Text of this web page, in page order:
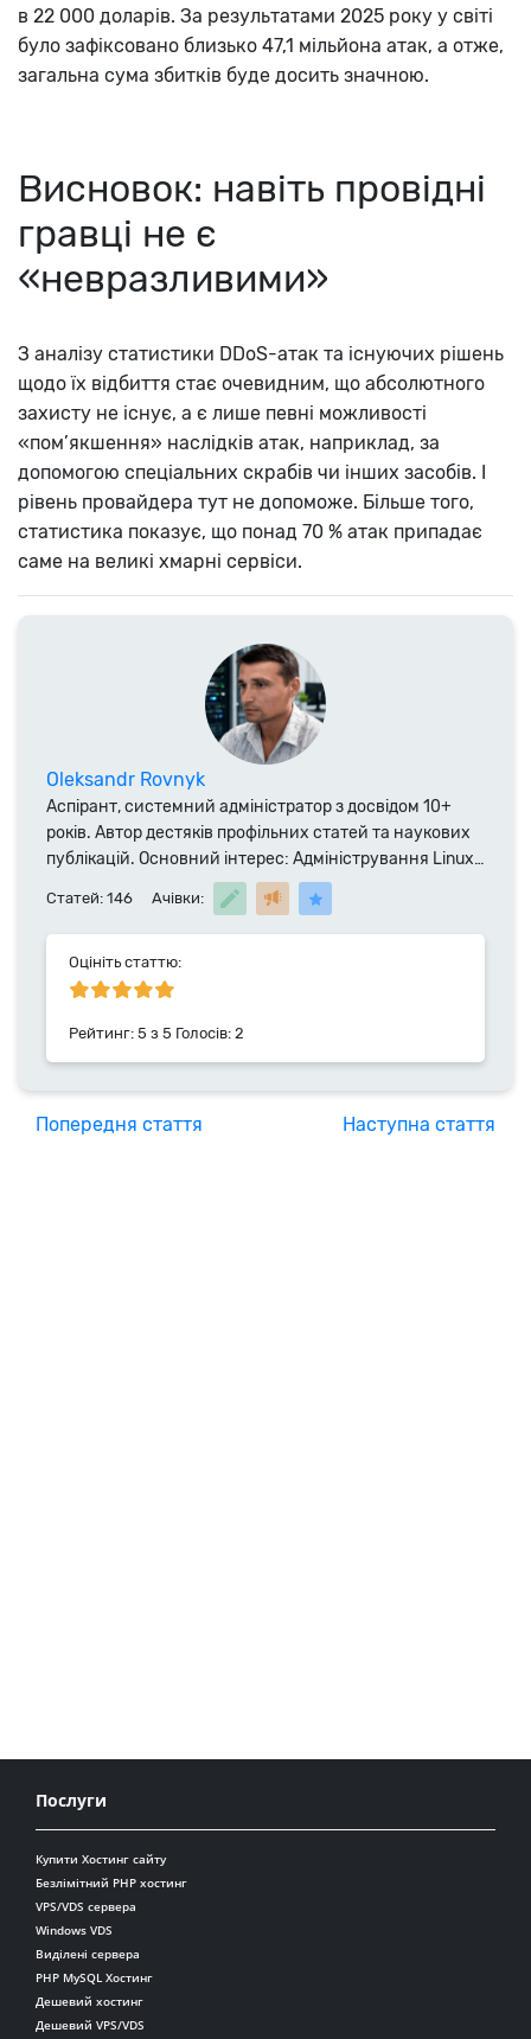
в 22 000 доларів. За результатами 2025 року у світі
було зафіксовано близько 47,1 мільйона атак, а отже,
загальна сума збитків буде досить значною.
Висновок: навіть провідні
гравці не є
«невразливими»
З аналізу статистики DDoS-атак та існуючих рішень
щодо їх відбиття стає очевидним, що абсолютного
захисту не існує, а є лише певні можливості
«пом’якшення» наслідків атак, наприклад, за
допомогою спеціальних скрабів чи інших засобів. І
рівень провайдера тут не допоможе. Більше того,
статистика показує, що понад 70 % атак припадає
саме на великі хмарні сервіси.
Oleksandr Rovnyk
Аспірант, системний адміністратор з досвідом 10+
років. Автор дестяків профільних статей та наукових
публікацій. Основний інтерес: Адміністрування Linux-
систем, побудова систем і комунікацій, технології
хостингу та серверного обладнання.
Статей: 146 Ачівки:
Оцініть статтю:
Рейтинг: 5 з 5 Голосів: 2
Попередня стаття Наступна стаття
Послуги
Купити Хостинг сайту
Безлімітний PHP хостинг
VPS/VDS сервера
Windows VDS
Виділені сервера
PHP MySQL Хостинг
Дешевий хостинг
Дешевий VPS/VDS